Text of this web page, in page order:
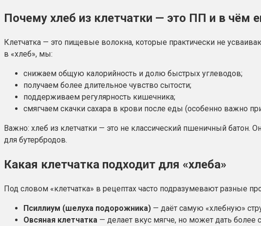
Почему хлеб из клетчатки — это ПП и в чём
Клетчатка — это пищевые волокна, которые практически не
в «хлеб», мы:
снижаем общую калорийность и долю быстрых углеводов;
получаем более длительное чувство сытости;
поддерживаем регулярность кишечника;
смягчаем скачки сахара в крови после еды (особенно важно
Важно: хлеб из клетчатки — это не классический пшеничный батон.
для бутербродов.
Какая клетчатка подходит для «хлеба»
Под словом «клетчатка» в рецептах часто подразумевают разные
Псиллиум (шелуха подорожника) — даёт самую «хлебную»
Овсяная клетчатка — делает вкус мягче, но может дать более